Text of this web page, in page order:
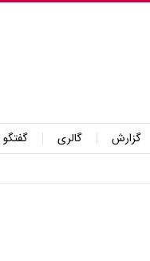
گزارش گالری گفتگو